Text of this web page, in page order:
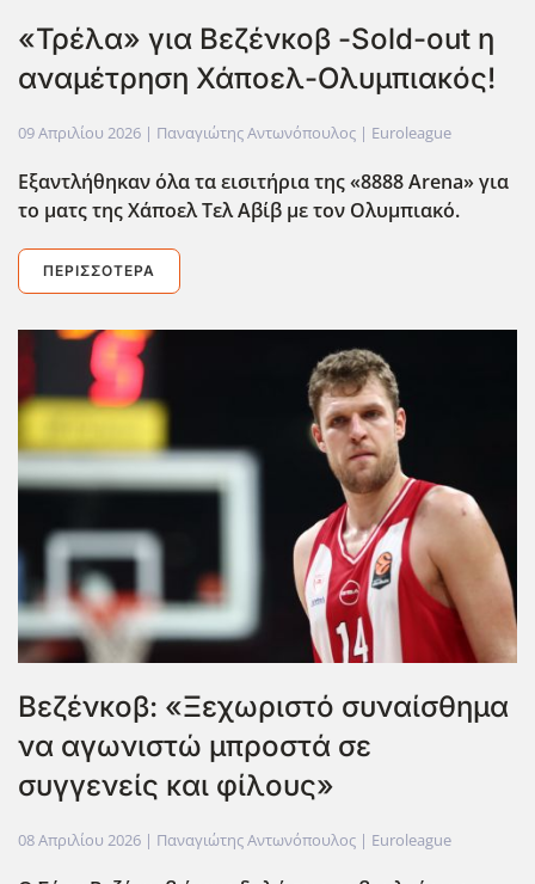
«Τρέλα» για Βεζένκοβ -Sold-out η
αναμέτρηση Χάποελ-Ολυμπιακός!
09 Απριλίου 2026 | Παναγιώτης Αντωνόπουλος | Euroleague
Εξαντλήθηκαν όλα τα εισιτήρια της «8888 Arena» για
το ματς της Χάποελ Τελ Αβίβ με τον Ολυμπιακό.
ΠΕΡΙΣΣΌΤΕΡΑ
Βεζένκοβ: «Ξεχωριστό συναίσθημα
να αγωνιστώ μπροστά σε
συγγενείς και φίλους»
08 Απριλίου 2026 | Παναγιώτης Αντωνόπουλος | Euroleague